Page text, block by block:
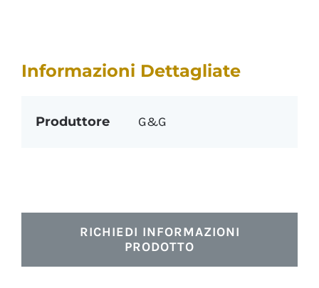
Informazioni Dettagliate
Produttore G&G
RICHIEDI INFORMAZIONI
PRODOTTO